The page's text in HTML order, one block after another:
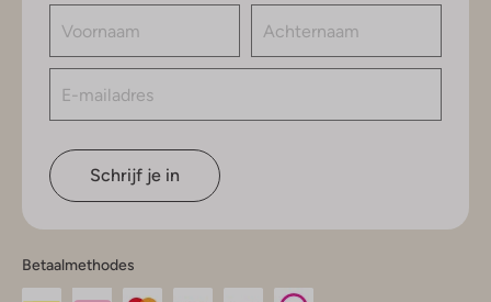
Schrijf je in
Betaalmethodes